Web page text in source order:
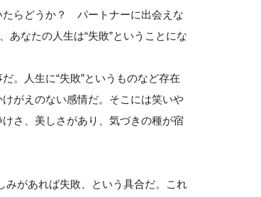
らどうか？ パートナーに出会えな
なたの人生は“失敗”ということにな
。人生に“失敗”というものなど存在
がえのない感情だ。そこには笑いや
さ、美しさがあり、気づきの種が宿
みがあれば失敗、という具合だ。これ